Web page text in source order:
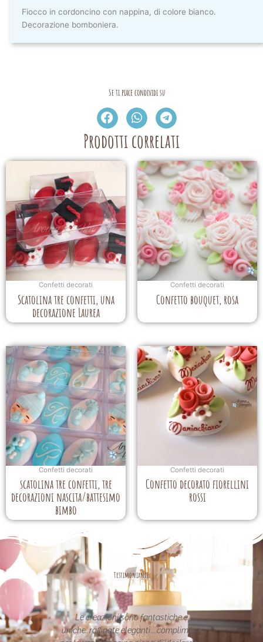
Fiocco in cordoncino con nappina, di colore bianco.
Decorazione bomboniera.
Se ti piace condividi su
Prodotti correlati
Confetti decorati
Scatolina tre confetti, una
decorazione Laurea
Confetti decorati
Confetto bouquet, rosa
Confetti decorati
scatolina tre confetti, tre
decorazioni nascita/battesimo
bimbo
Confetti decorati
Confetto decorato fiorellini
rossi
Testimonianze
nel
in
Le creazioni sono fantastiche e
uniche..raffinate eleganti....complimenti